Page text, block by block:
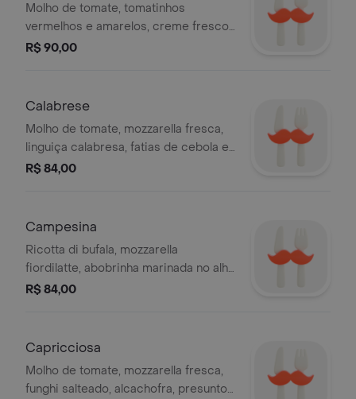
Molho de tomate, tomatinhos
vermelhos e amarelos, creme fresco
da burrata, pesto genovese, lascas de
R$ 90,00
Calabrese
Molho de tomate, mozzarella fresca,
linguiça calabresa, fatias de cebola e
azeitona preta
R$ 84,00
Campesina
Ricotta di bufala, mozzarella
fiordilatte, abobrinha marinada no alho
e ervas aromáticas, lascas de grana
R$ 84,00
Capricciosa
Molho de tomate, mozzarella fresca,
funghi salteado, alcachofra, presunto